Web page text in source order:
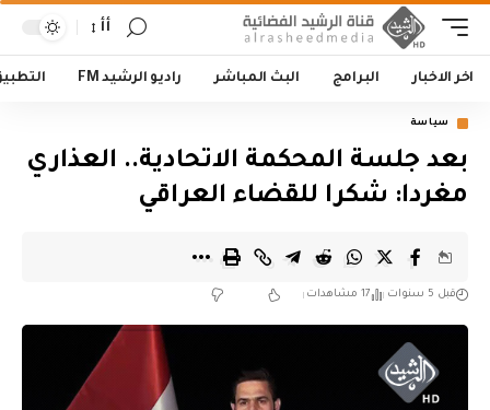
أأ
اخر الاخبار البرامج البث المباشر راديو الرشيد FM
سياسة
بعد جلسة المحكمة الاتحادية.. العذاري
مغردا: شكرا للقضاء العراقي
قبل 5 سنوات 17 مشاهدات